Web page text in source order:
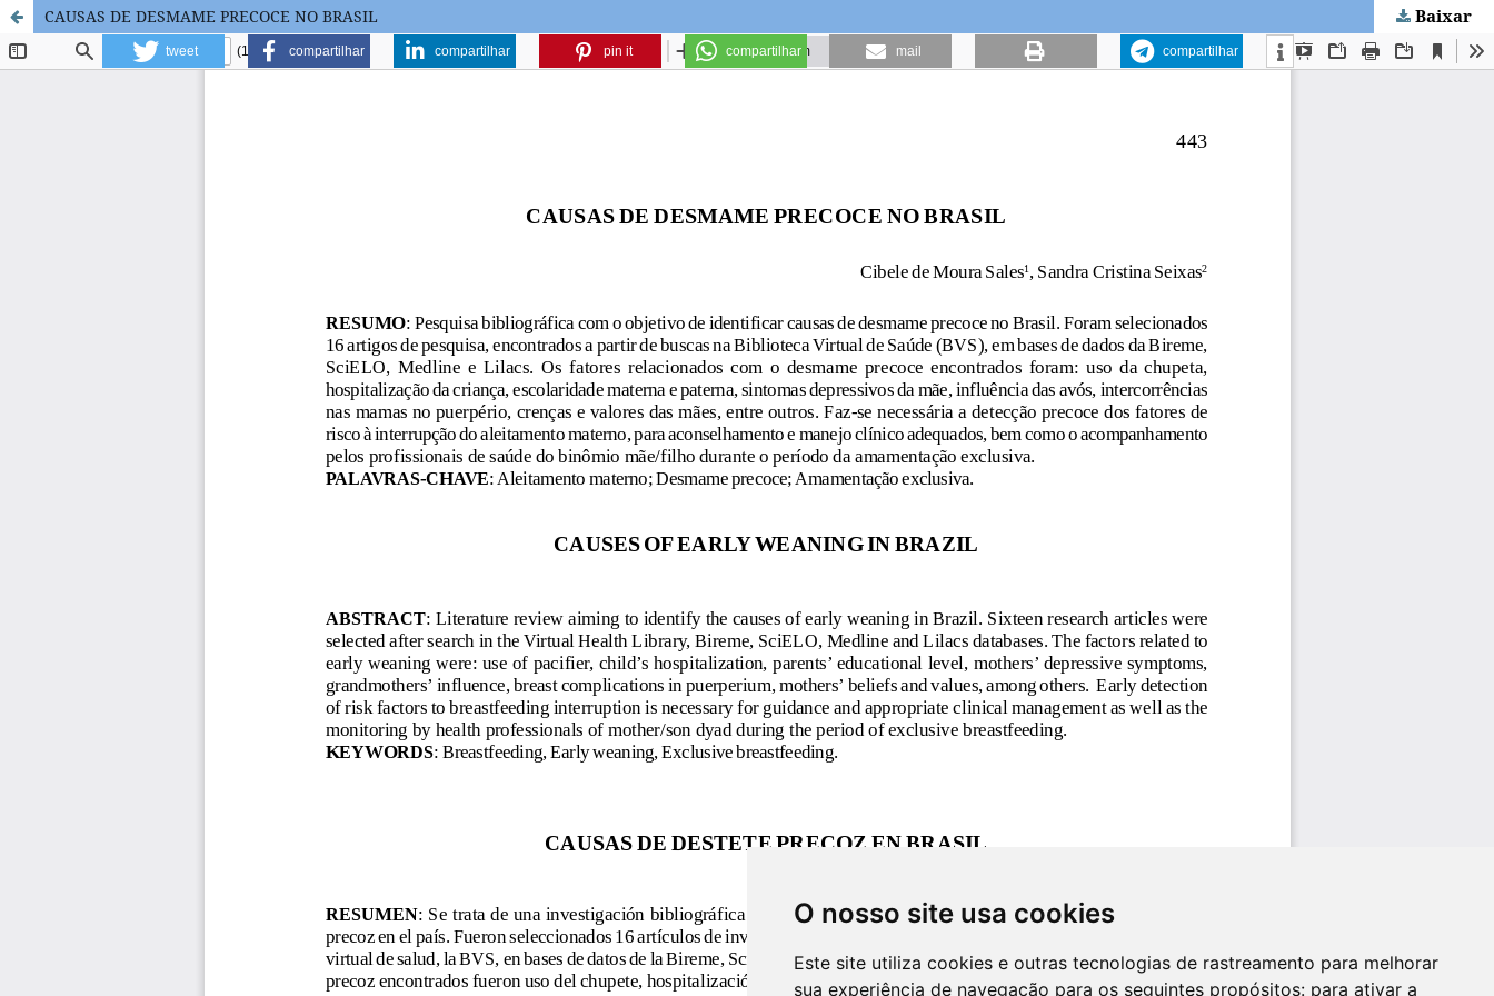
O nosso site usa cookies
Este site utiliza cookies e outras tecnologias de rastreamento para melhorar
sua experiência de navegação para os seguintes propósitos: para ativar a
CAUSAS DE DESMAME PRECOCE NO BRASIL Baixar
tweet compartilhar compartilhar pin it compartilhar mail compartilhar